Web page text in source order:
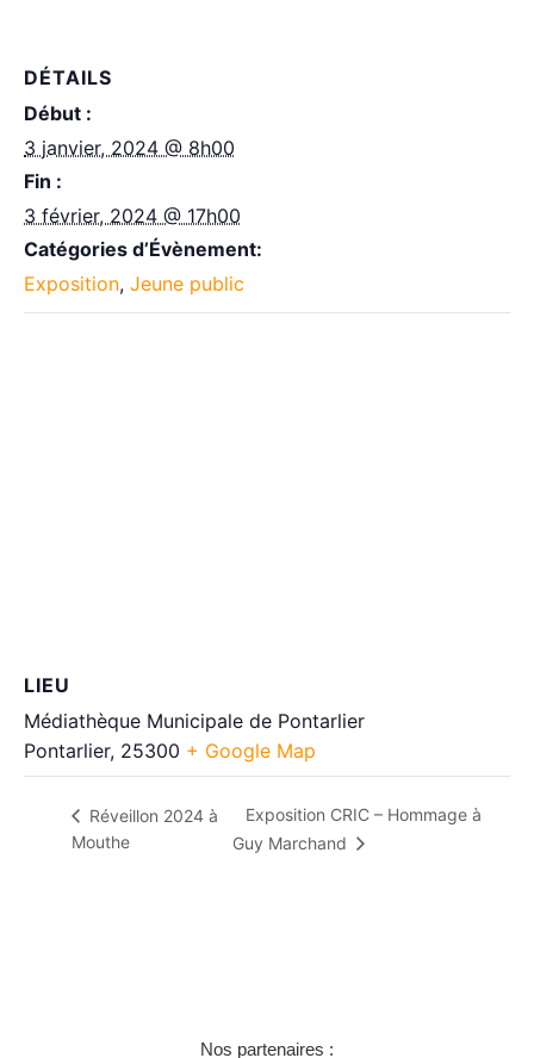
DÉTAILS
Début :
3 janvier, 2024 @ 8h00
Fin :
3 février, 2024 @ 17h00
Catégories d’Évènement:
Exposition, Jeune public
LIEU
Médiathèque Municipale de Pontarlier
Pontarlier, 25300 + Google Map
Réveillon 2024 à
Mouthe
Exposition CRIC – Hommage à
Guy Marchand
Nos partenaires :